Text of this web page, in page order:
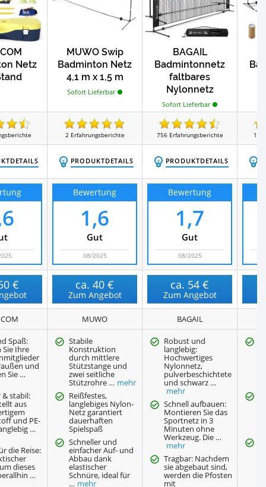
Netz
MUWO Swip
Badminton Netz
4,1 m x 1,5 m
Sofort Lieferbar
BAGAIL
Badmintonnetz
faltbares
Nylonnetz
Sofort Lieferbar
2 Erfahrungsberichte 756 Erfahrungsberichte 11
PRODUKTDETAILS PRODUKTDETAILS
Bewertung
1,6
Gut
08/2025
Bewertung
1,7
Gut
08/2025
€ ca.40 €
Zum Angebot
ca. 54 €
Zum Angebot
MUWO BAGAIL
Spaß:
Sie Ihre
und
Sie …
stabil:
aus
und PE-
…
die Reise:
dieses
…
Stabile
Konstruktion
durch mittlere
Stützstange und
zwei seitliche
Stützrohre … mehr
Reißfestes,
langlebiges Nylon-
Netz garantiert
dauerhaften
Spielspaß
Schneller und
einfacher Auf- und
Abbau dank
elastischer
Schnüre, ideal für
… mehr
Robust und
langlebig:
Hochwertiges
Nylonnetz,
pulverbeschichtete
und schwarz …
mehr
Schnell aufbauen:
Montieren Sie das
Sportnetz in 3
Minuten ohne
Werkzeug. Die …
mehr
Tragbar: Nachdem
sie abgebaut sind,
werden die Pfosten
mit